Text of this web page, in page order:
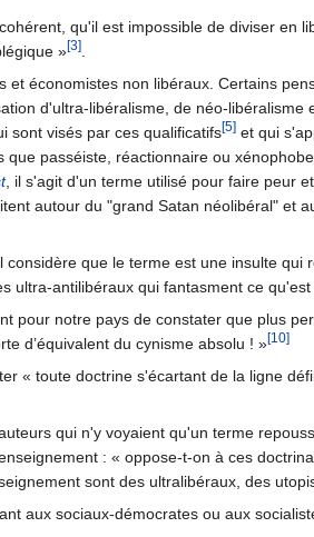
qu'il est impossible de diviser en
»[3].
économistes non libéraux. Certains
d'ultra-libéralisme, de néo-libéralisme
sont visés par ces qualificatifs[5] et qui
que passéiste, réactionnaire ou
, il s'agit d'un terme utilisé pour faire peur
autour du "grand Satan néolibéral" et
que le terme est une insulte qui
ultra-antilibéraux qui fantasment ce
pour notre pays de constater que plus
d’équivalent du cynisme absolu ! »[10]
« toute doctrine s'écartant de la ligne
qui n'y voyaient qu'un terme
: « oppose-t-on à ces
sont des ultralibéraux, des
aux sociaux-démocrates ou aux